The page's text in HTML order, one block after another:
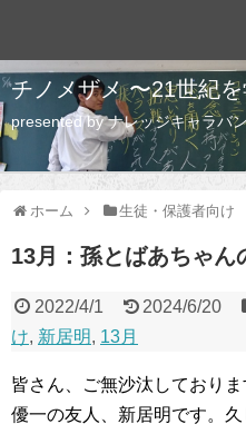
チノメザメ 〜21世紀
presented by ナレッジキャラバ
ホーム 生徒・保護者向け
13月：孫とばあちゃん
2022/4/1 2024/6/20
け, 新居明, 13月
皆さん、ご無沙汰しており
優一の友人、新居明です。